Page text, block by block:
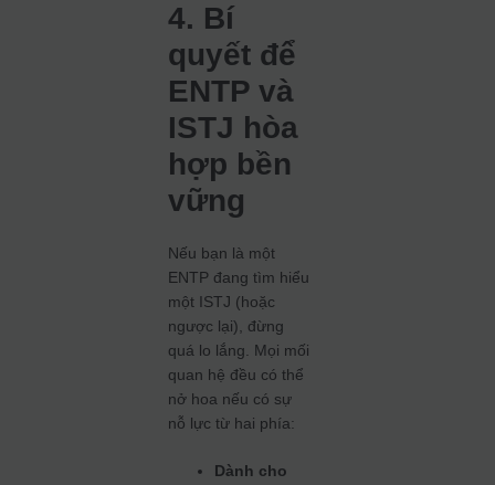
4. Bí
quyết để
ENTP và
ISTJ hòa
hợp bền
vững
Nếu bạn là một
ENTP đang tìm hiểu
một ISTJ (hoặc
ngược lại), đừng
quá lo lắng. Mọi mối
quan hệ đều có thể
nở hoa nếu có sự
nỗ lực từ hai phía:
Dành cho